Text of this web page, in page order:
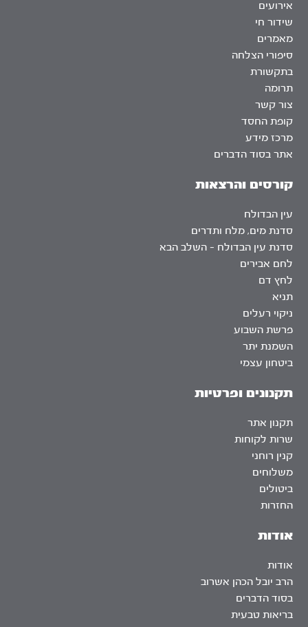
אודות
אודות
הרב יובל הכהן אשרוב
בסוד הדברים
בריאות טבעית
אירועים
שידור חי
מאמרים
סיפורי הצלחה
בתקשורת
תרומה
צור קשר
קופת החסד
מרכז מידע
אתר בסוד הדברים
קורסים והרצאות
עין הבדולח
סדנת מים, מלח ותדרים
סדנת עין הבדולח – השלב הבא
לחם אבירים
לחץ דם
תניא
ניקוי רעלים
פרשת השבוע
השמנת יתר
ביטחון עצמי
תקנונים ופרטיות
תקנון אתר
שרות לקוחות
קנין רוחני
משלוחים
ביטולים
החזרות